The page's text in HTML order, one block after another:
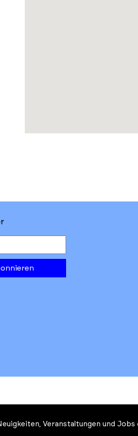
Veranstaltungen und